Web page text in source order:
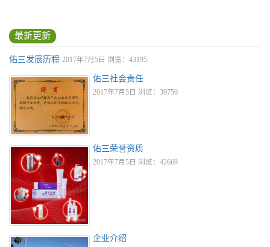
最新更新
佑三发展历程 2017年7月5日 浏览：43195
佑三社会责任
2017年7月5日 浏览：39750
佑三荣誉资质
2017年7月5日 浏览：42669
企业介绍